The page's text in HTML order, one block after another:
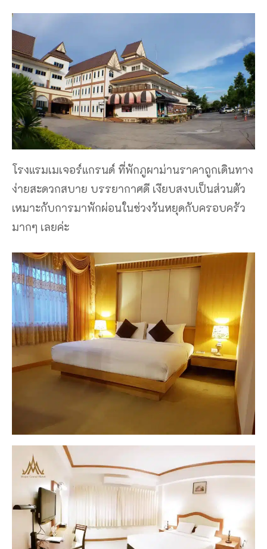
โรงแรมเมเจอร์แกรนด์ ที่พักภูผาม่านราคาถูกเดินทาง
ง่ายสะดวกสบาย บรรยากาศดี เงียบสงบเป็นส่วนตัว
เหมาะกับการมาพักผ่อนในช่วงวันหยุดกับครอบครัว
มากๆ เลยค่ะ